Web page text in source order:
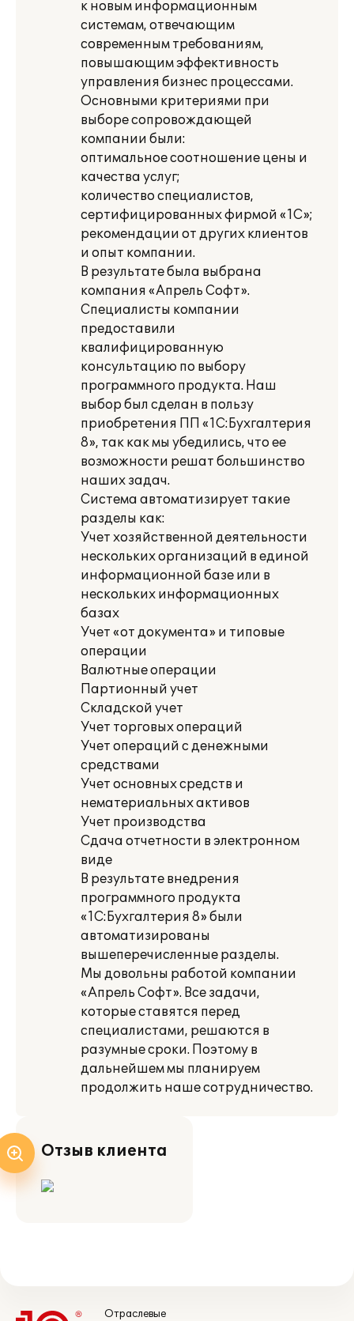
к новым информационным
системам, отвечающим
современным требованиям,
повышающим эффективность
управления бизнес процессами.
Основными критериями при
выборе сопровождающей
компании были:
оптимальное соотношение цены и
качества услуг;
количество специалистов,
сертифицированных фирмой «1С»;
рекомендации от других клиентов
и опыт компании.
В результате была выбрана
компания «Апрель Софт».
Специалисты компании
предоставили
квалифицированную
консультацию по выбору
программного продукта. Наш
выбор был сделан в пользу
приобретения ПП «1С:Бухгалтерия
8», так как мы убедились, что ее
возможности решат большинство
наших задач.
Система автоматизирует такие
разделы как:
Учет хозяйственной деятельности
нескольких организаций в единой
информационной базе или в
нескольких информационных
базах
Учет «от документа» и типовые
операции
Валютные операции
Партионный учет
Складской учет
Учет торговых операций
Учет операций с денежными
средствами
Учет основных средств и
нематериальных активов
Учет производства
Сдача отчетности в электронном
виде
В результате внедрения
программного продукта
«1С:Бухгалтерия 8» были
автоматизированы
вышеперечисленные разделы.
Мы довольны работой компании
«Апрель Софт». Все задачи,
которые ставятся пе­ред
специалистами, решаются в
разумные сроки. Поэтому в
дальнейшем мы плани­руем
продолжить наше сотрудничество.
Отзыв клиента
Отраслевые